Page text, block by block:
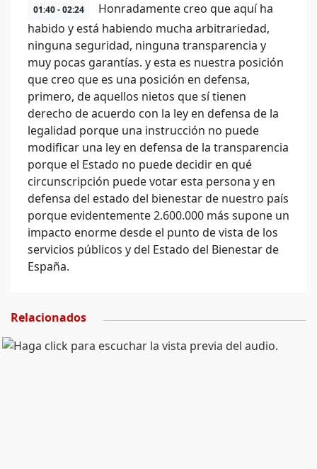
01:40 - 02:24
Honradamente creo que aquí ha
habido y está habiendo mucha arbitrariedad,
ninguna seguridad, ninguna transparencia y
muy pocas garantías. y esta es nuestra posición
que creo que es una posición en defensa,
primero, de aquellos nietos que sí tienen
derecho de acuerdo con la ley en defensa de la
legalidad porque una instrucción no puede
modificar una ley en defensa de la transparencia
porque el Estado no puede decidir en qué
circunscripción puede votar esta persona y en
defensa del estado del bienestar de nuestro país
porque evidentemente 2.600.000 más supone un
impacto enorme desde el punto de vista de los
servicios públicos y del Estado del Bienestar de
España.
Relacionados